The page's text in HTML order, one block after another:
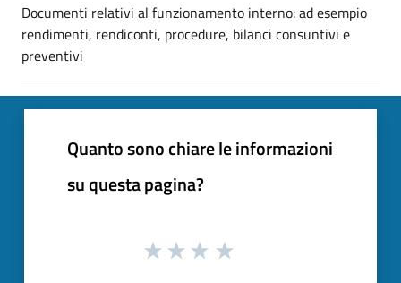
Documenti relativi al funzionamento interno: ad esempio
rendimenti, rendiconti, procedure, bilanci consuntivi e
preventivi
Quanto sono chiare le informazioni
su questa pagina?